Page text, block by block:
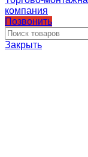
Позвонить
Закрыть